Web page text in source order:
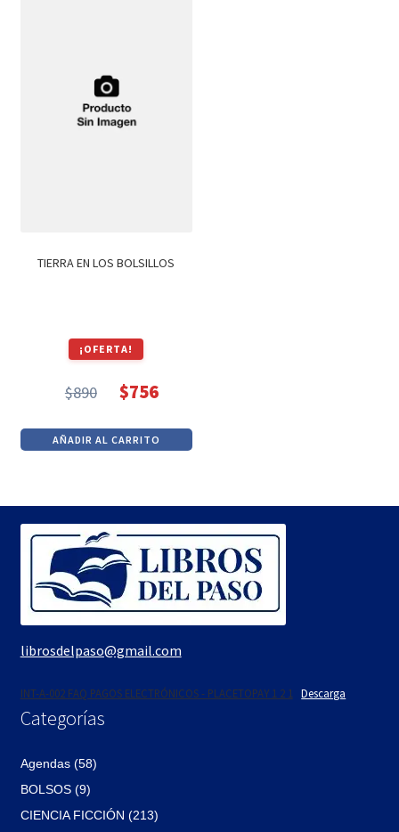
TIERRA EN LOS BOLSILLOS
¡OFERTA!
$890
precio
original
$756
precio
actual
AÑADIR AL CARRITO
librosdelpaso@gmail.com
INT-A-002 FAQ PAGOS ELECTRÓNICOS - PLACETOPAY 1 2 1 Descarga
Categorías
Agendas (58)
BOLSOS (9)
CIENCIA FICCIÓN (213)